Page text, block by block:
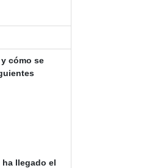
cómo se
llegado el